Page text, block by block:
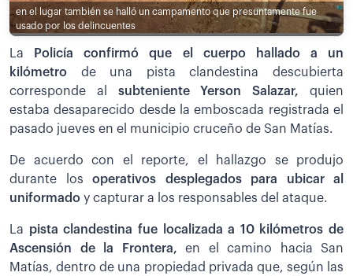
en el lugar también se halló un campamento que presuntamente fue
usado por los delincuentes
La
Policía confirmó que el cuerpo hallado a un
kilómetro de una pista clandestina descubierta
corresponde al subteniente Yerson Salazar, quien
estaba desaparecido desde la emboscada registrada el
pasado jueves en el municipio cruceño de San Matías.
De acuerdo con el reporte, el hallazgo se produjo
durante los operativos desplegados para ubicar al
uniformado y capturar a los responsables del ataque.
La pista clandestina fue localizada a 10 kilómetros de
Ascensión de la Frontera, en el camino hacia San
Matías, dentro de una propiedad privada que, según las